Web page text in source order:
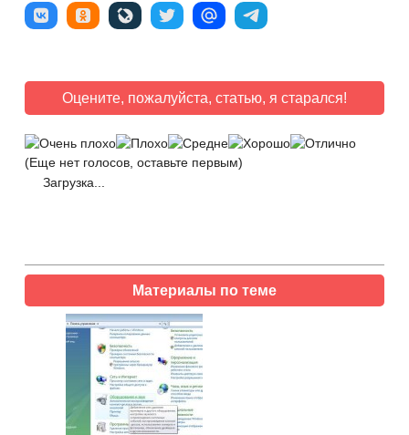
Оцените, пожалуйста, статью, я старался!
(Еще нет голосов, оставьте первым)
Загрузка...
Материалы по теме